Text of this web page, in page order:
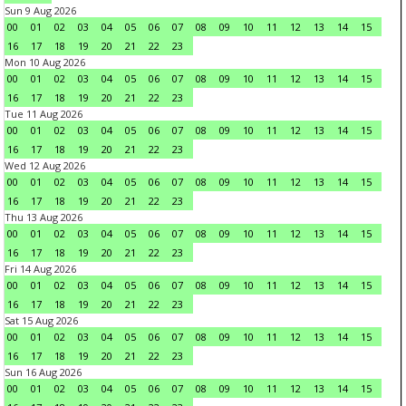
Sun 9 Aug 2026
00
01 02 03 04 05 06 07 08 09 10 11 12 13 14
15
16
17 18 19 20 21 22
23
Mon 10 Aug 2026
00
01 02 03 04 05 06 07 08 09 10 11 12 13 14
15
16
17 18 19 20 21 22
23
Tue 11 Aug 2026
00
01 02 03 04 05 06 07 08 09 10 11 12 13 14
15
16
17 18 19 20 21 22
23
Wed 12 Aug 2026
00
01 02 03 04 05 06 07 08 09 10 11 12 13 14
15
16
17 18 19 20 21 22
23
Thu 13 Aug 2026
00
01 02 03 04 05 06 07 08 09 10 11 12 13 14
15
16
17 18 19 20 21 22
23
Fri 14 Aug 2026
00
01 02 03 04 05 06 07 08 09 10 11 12 13 14
15
16
17 18 19 20 21 22
23
Sat 15 Aug 2026
00
01 02 03 04 05 06 07 08 09 10 11 12 13 14
15
16
17 18 19 20 21 22
23
Sun 16 Aug 2026
00
01 02 03 04 05 06 07 08 09 10 11 12 13 14
15